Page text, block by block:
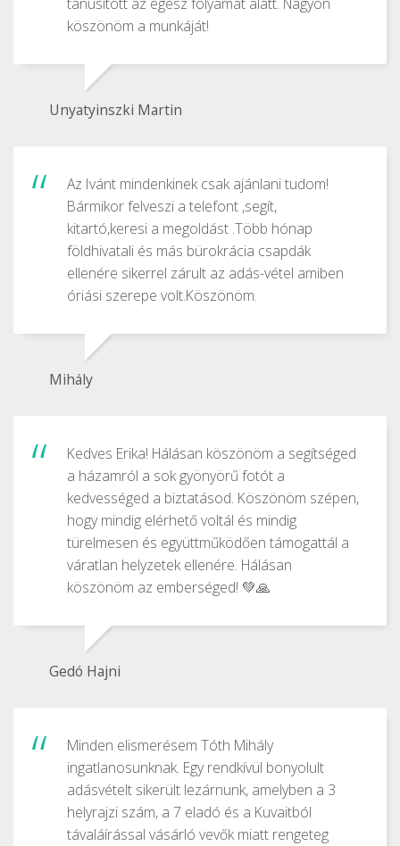
köszönöm a munkáját!
Unyatyinszki Martin
Az Ivánt mindenkinek csak ajánlani tudom!
Bármikor felveszi a telefont ,segít,
kitartó,keresi a megoldást .Több hónap
földhivatali és más bürokrácia csapdák
ellenére sikerrel zárult az adás-vétel amiben
óriási szerepe volt.Köszönöm.
Mihály
Kedves Erika! Hálásan köszönöm a segítséged
a házamról a sok gyönyörű fotót a
kedvességed a biztatásod. Köszönöm szépen,
hogy mindig elérhető voltál és mindig
türelmesen és együttműködően támogattál a
váratlan helyzetek ellenére. Hálásan
köszönöm az emberséged! 💚🙏
Gedó Hajni
Minden elismerésem Tóth Mihály
ingatlanosunknak. Egy rendkívül bonyolult
adásvételt sikerült lezárnunk, amelyben a 3
helyrajzi szám, a 7 eladó és a Kuvaitból
távaláírással vásárló vevők miatt rengeteg